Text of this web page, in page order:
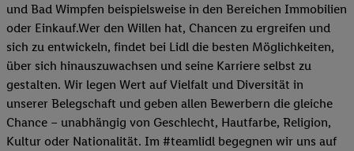
und Bad Wimpfen beispielsweise in den Bereichen Immobilien
oder Einkauf.Wer den Willen hat, Chancen zu ergreifen und
sich zu entwickeln, findet bei Lidl die besten Möglichkeiten,
über sich hinauszuwachsen und seine Karriere selbst zu
gestalten. Wir legen Wert auf Vielfalt und Diversität in
unserer Belegschaft und geben allen Bewerbern die gleiche
Chance – unabhängig von Geschlecht, Hautfarbe, Religion,
Kultur oder Nationalität. Im #teamlidl begegnen wir uns auf